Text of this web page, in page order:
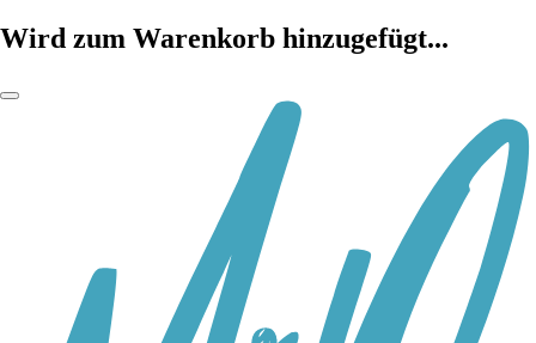
Wird zum Warenkorb hinzugefügt...